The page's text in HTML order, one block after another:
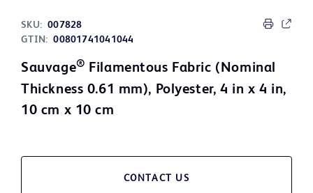
SKU: 007828
GTIN: 00801741041044
Sauvage® Filamentous Fabric (Nominal
Thickness 0.61 mm), Polyester, 4 in x 4 in,
10 cm x 10 cm
CONTACT US